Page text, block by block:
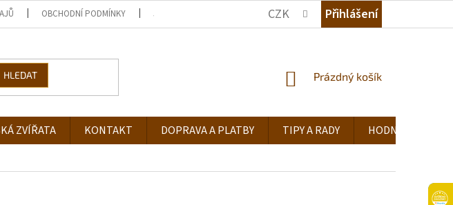
OBCHODNÍ PODMÍNKY JAK NAKUPOVAT KDE NÁS NAJDETE TIPY A RADY
CZK Přihlášení
HLEDAT
NÁKUPNÍ
Prázdný košík
ZVÍŘATA KONTAKT DOPRAVA A PLATBY TIPY A RADY HODNOCENÍ